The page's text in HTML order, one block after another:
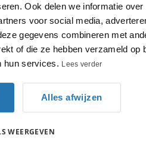
Ook delen we informatie over
voor social media,
gegevens combineren met
of die ze hebben verzameld op
hun services. Lees verder
Alles afwijzen
WEERGEVEN